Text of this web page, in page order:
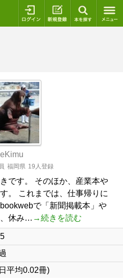
ログイン 新規登録
福岡県 19人登録
です。 そのほか、産業本や
。 これまでは、仕事帰りに
で「新聞掲載本」や
、休み… →続きを読む
平均0.02冊)